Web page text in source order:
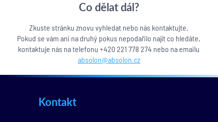
Co dělat dál?
Zkuste stránku znovu vyhledat nebo nás kontaktujte.
Pokud se vám ani na druhý pokus nepodařilo najít co hledáte,
kontaktuje nás na telefonu +420 221 778 274 nebo na emailu
absolon@absolon.cz
Kontakt